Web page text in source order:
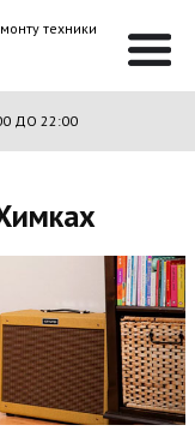
техники
ДО 22:00